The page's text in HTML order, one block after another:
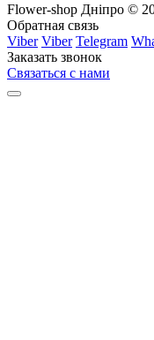
Flower-shop Дніпро ©
Обратная связь
Viber Viber Telegram
Заказать звонок
Связаться с нами